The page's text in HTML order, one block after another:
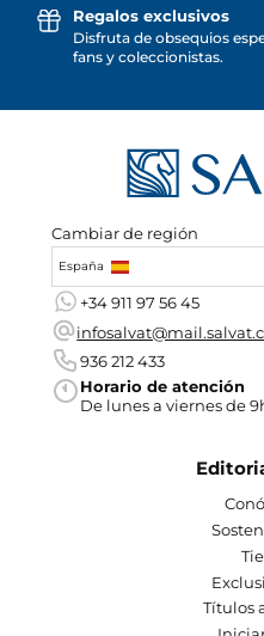
Regalos exclusivos
Disfruta de obsequios
fans y coleccionistas.
Cambiar de región
España
+34 911 97 56 45
936 212 433
Horario de atención
De lunes a viernes de
Títulos